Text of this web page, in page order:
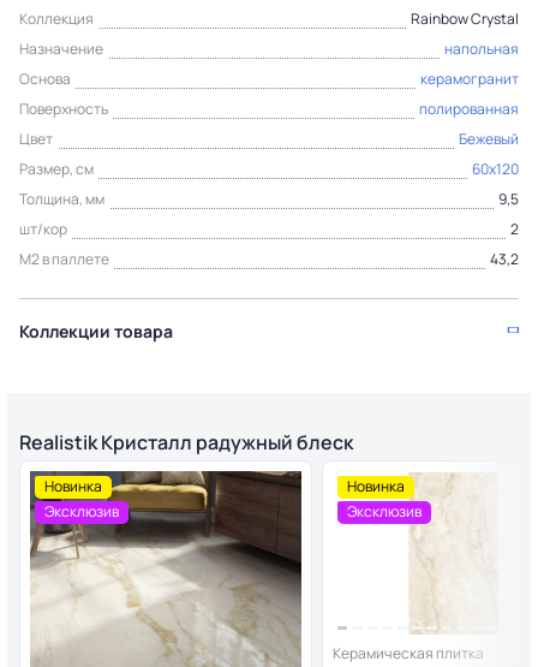
Коллекция
Rainbow Crystal
Назначение
напольная
Основа
керамогранит
Поверхность
полированная
Цвет
Бежевый
Размер, см
60x120
Толщина, мм
9,5
шт/кор
2
М2 в паллете
43,2
Коллекции товара
Realistik Кристалл радужный блеск
Новинка
Эксклюзив
Новинка
Эксклюзив
Керамическая плитка